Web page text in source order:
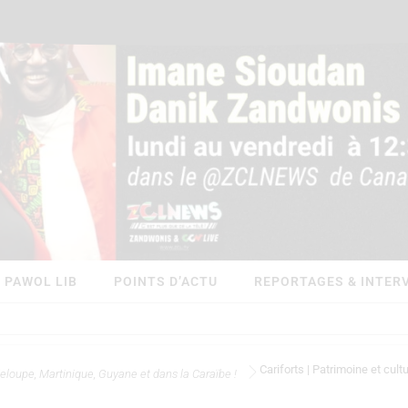
PAWOL LIB POINTS D’ACTU REPORTAGES &
Martinique, Guyane et dans la Caraïbe ! Cariforts | Patrimoine et